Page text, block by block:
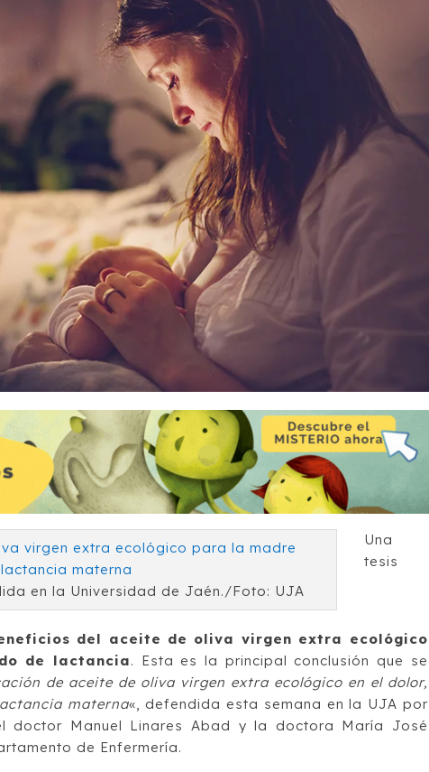
en la Universidad de Jaén./Foto: UJA
Una
tesis
del aceite de oliva virgen extra ecológico
de lactancia. Esta es la principal conclusión que se
de aceite de oliva virgen extra ecológico en el dolor,
materna«, defendida esta semana en la UJA por
doctor Manuel Linares Abad y la doctora María José
de Enfermería.